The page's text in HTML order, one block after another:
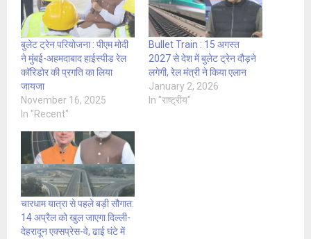
बुलेट ट्रेन परियोजना : पीएम मोदी
ने मुंबई-अहमदाबाद हाईस्पीड रेल
कॉरिडोर की प्रगति का लिया
जायजा
November 16, 2025
In "Recent"
Bullet Train : 15 अगस्त
2027 से देश में बुलेट ट्रेन दौड़ने
लगेगी, रेल मंत्री ने किया एलान
January 2, 2026
In "राष्ट्रीय"
चारधाम यात्रा से पहले बड़ी सौगात:
14 अप्रैल को खुल जाएगा दिल्ली-
देहरादून एक्सप्रेस-वे, ढाई घंटे में